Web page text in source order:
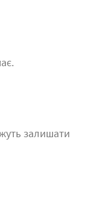
залишати